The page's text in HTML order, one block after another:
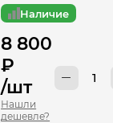
Наличие
8 800
₽
/шт
Нашли
дешевле?